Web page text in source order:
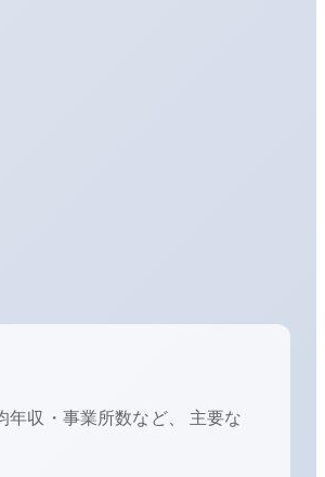
年収・事業所数など、 主要な